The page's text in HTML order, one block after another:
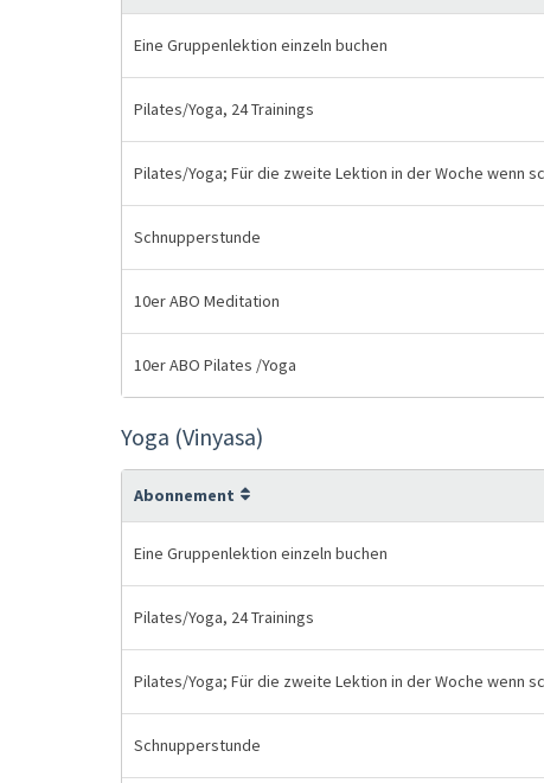
Eine Gruppenlektion einzeln buchen
Pilates/Yoga, 24 Trainings
Pilates/Yoga; Für die zweite Lektion in der Woche wenn
Schnupperstunde
10er ABO Meditation
10er ABO Pilates /Yoga
Yoga (Vinyasa)
Abonnement
Eine Gruppenlektion einzeln buchen
Pilates/Yoga, 24 Trainings
Pilates/Yoga; Für die zweite Lektion in der Woche wenn
Schnupperstunde